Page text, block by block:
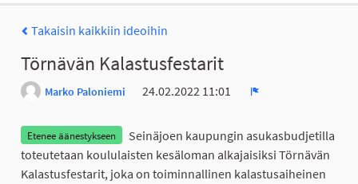
Takaisin kaikkiin ideoihin
Törnävän Kalastusfestarit
Marko Paloniemi
24.02.2022 11:01
Etenee äänestykseen
Seinäjoen kaupungin asukasbudjetilla
toteutetaan koululaisten kesäloman alkajaisiksi Törnävän
Kalastusfestarit, joka on toiminnallinen kalastusaiheinen